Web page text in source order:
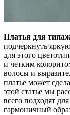
Платья для
подчеркнуть
для этого
и четким
волосы и
платье может
этой статье мы
всего подходят
гармоничный